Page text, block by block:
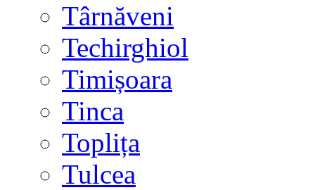
Târnăveni
Techirghiol
Timișoara
Tinca
Toplița
Tulcea